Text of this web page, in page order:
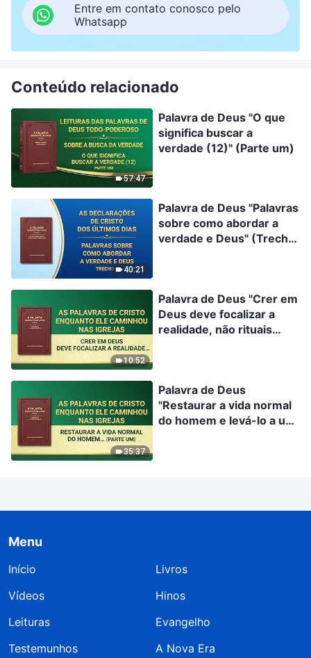
Entre em contato conosco pelo
Whatsapp
Conteúdo relacionado
57:47
Palavra de Deus "O que
significa buscar a
verdade (12)" (Parte um)
40:21
Palavra de Deus "Palavras
sobre como abordar a
verdade e Deus" (Trecho
10:52
Palavra de Deus "Crer em
Deus deve focalizar a
realidade, não rituais
35:37
Palavra de Deus
"Restaurar a vida normal
do homem e levá-lo a um
Menu
Início
Livros
Vídeos
Hinos
Leituras
Evangelho
Testemunhos
A Nova Era